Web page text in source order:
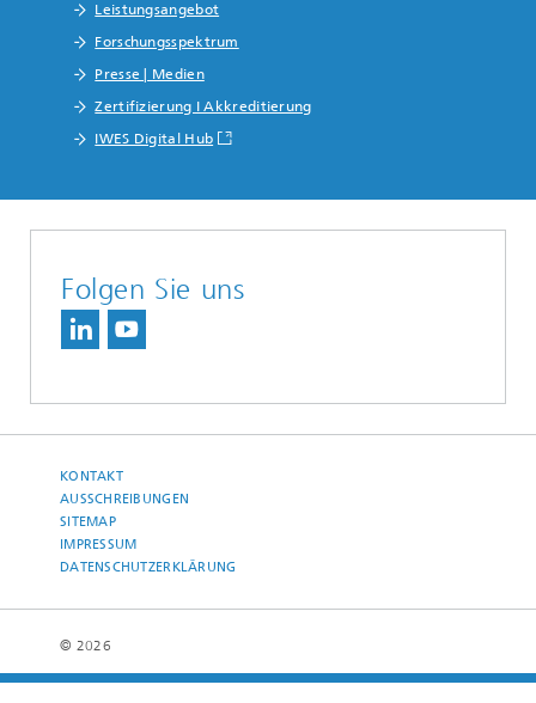
Leistungsangebot
Forschungsspektrum
Presse | Medien
Zertifizierung I Akkreditierung
IWES Digital Hub
Folgen Sie uns
KONTAKT
AUSSCHREIBUNGEN
SITEMAP
IMPRESSUM
DATENSCHUTZERKLÄRUNG
© 2026